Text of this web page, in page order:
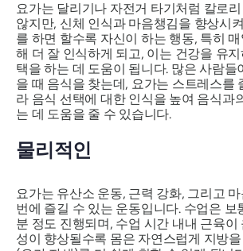
요가는 달리기나 자전거 타기처럼 칼로
않지만, 신체 인식과 마음챙김을 향상시
를 하면 할수록 자신이 하는 행동, 특히
해 더 잘 인식하게 되고, 이는 건강을 유
택을 하는 데 도움이 됩니다. 많은 사람들
을 때 음식을 찾는데, 요가는 스트레스를
라 음식 선택에 대한 인식을 높여 음식과
는 데 도움을 줄 수 있습니다.
물리적인
요가는 유산소 운동, 근력 강화, 그리고
번에 즐길 수 있는 운동입니다. 수업은
분 정도 진행되며, 수업 시간 내내 근육이
성이 향상될수록 몸은 자연스럽게 지방